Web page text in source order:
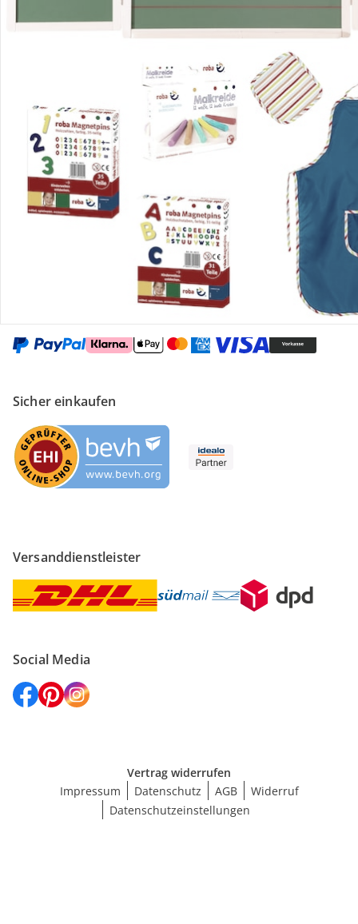
Kontakt & Service
Filialen & Beratung
Sicher einkaufen
Versanddienstleister
Social Media
Vertrag widerrufen
Impressum
Datenschutz AGB
Widerruf
Datenschutzeinstellungen